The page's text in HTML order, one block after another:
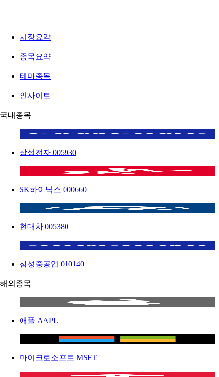
시장요약
종목요약
테마종목
인사이트
국내종목
삼성전자 005930
SK하이닉스 000660
현대차 005380
삼성중공업 010140
해외종목
애플 AAPL
마이크로소프트 MSFT